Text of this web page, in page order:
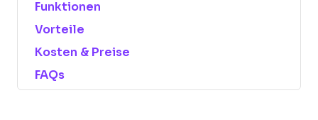
Funktionen
Vorteile
Kosten & Preise
FAQs